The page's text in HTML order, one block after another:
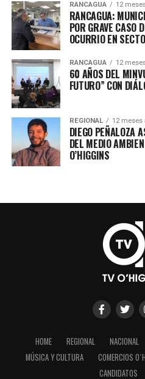
RANCAGUA 12
RANCAGUA:
POR GRAVE CASO
OCURRIO EN
RANCAGUA 12
60 AÑOS DEL
FUTURO” CON
REGIONAL 12 meses
DIEGO PEÑALOZA
DEL MEDIO
O’HIGGINS
HOME REGIONAL NACIONAL
MÚSICA Y CULTURA
COMERCIOS
CANDIDATOS